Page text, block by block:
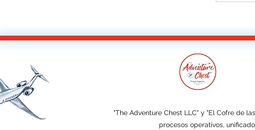
"The Adventure Chest LLC" y "El Cofre de
procesos operativos,